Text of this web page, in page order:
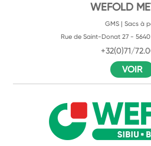
WEFOLD
GMS | Sacs à
Rue de Saint-Donat 27 -
+32(0)71/
VOIR